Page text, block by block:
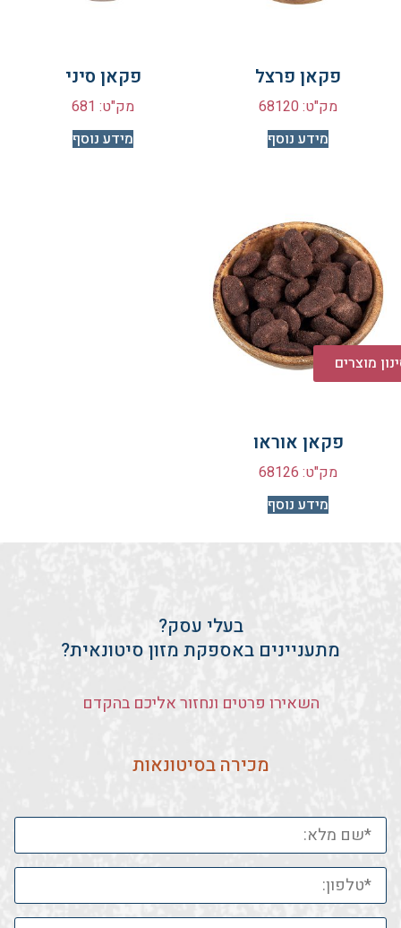
מוצרים
פקאן פרצל
מק"ט: 68120
מידע נוסף
פקאן סיני
מק"ט: 681
מידע נוסף
פקאן אוראו
מק"ט: 68126
מידע נוסף
בעלי עסק?
מתעניינים באספקת מזון סיטונאית?
השאירו פרטים ונחזור אליכם בהקדם
מכירה בסיטונאות